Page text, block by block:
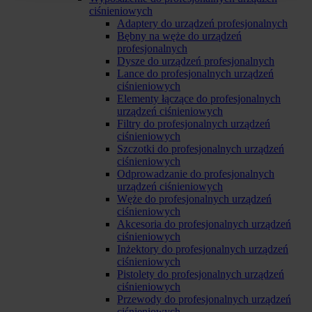
ciśnieniowych
Adaptery do urządzeń profesjonalnych
Bębny na węże do urządzeń
profesjonalnych
Dysze do urządzeń profesjonalnych
Lance do profesjonalnych urządzeń
ciśnieniowych
Elementy łączące do profesjonalnych
urządzeń ciśnieniowych
Filtry do profesjonalnych urządzeń
ciśnieniowych
Szczotki do profesjonalnych urządzeń
ciśnieniowych
Odprowadzanie do profesjonalnych
urządzeń ciśnieniowych
Węże do profesjonalnych urządzeń
ciśnieniowych
Akcesoria do profesjonalnych urządzeń
ciśnieniowych
Inżektory do profesjonalnych urządzeń
ciśnieniowych
Pistolety do profesjonalnych urządzeń
ciśnieniowych
Przewody do profesjonalnych urządzeń